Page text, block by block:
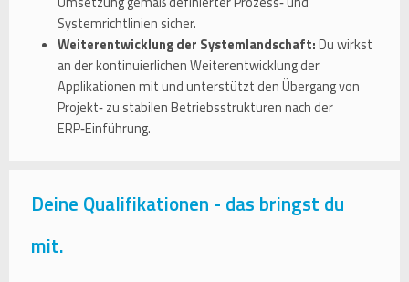
Systemrichtlinien sicher.
Weiterentwicklung der Systemlandschaft:Du wirkst
an der kontinuierlichen Weiterentwicklung der
Applikationen mit und unterstützt den Übergang von
Projekt‑ zu stabilen Betriebsstrukturen nach der
ERP‑Einführung.
Deine Qualifikationen - das bringst du
mit.